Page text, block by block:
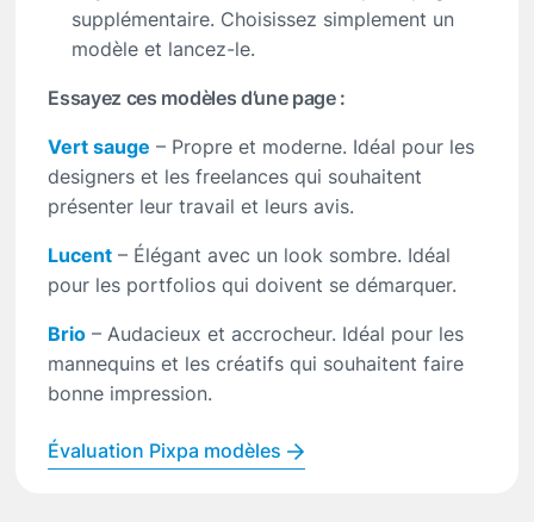
supplémentaire. Choisissez simplement un
modèle et lancez-le.
Essayez ces modèles d’une page :
Vert sauge – Propre et moderne. Idéal pour les
designers et les freelances qui souhaitent
présenter leur travail et leurs avis.
Lucent – Élégant avec un look sombre. Idéal
pour les portfolios qui doivent se démarquer.
Brio – Audacieux et accrocheur. Idéal pour les
mannequins et les créatifs qui souhaitent faire
bonne impression.
Évaluation Pixpa modèles